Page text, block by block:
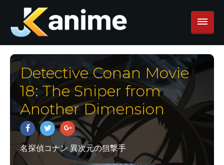
Detective Conan Movie
18: The Sniper from
Another Dimension
名探偵コナン 異次元の狙撃手